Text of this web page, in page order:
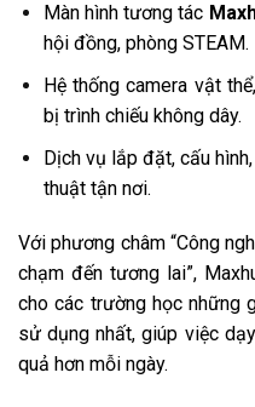
Màn hình tương tác
hội đồng, phòng STEAM.
Hệ thống camera vật
bị trình chiếu không dây.
Dịch vụ lắp đặt, cấu
thuật tận nơi.
Với phương châm “Công
chạm đến tương lai”,
cho các trường học những
sử dụng nhất, giúp việc
quả hơn mỗi ngày.